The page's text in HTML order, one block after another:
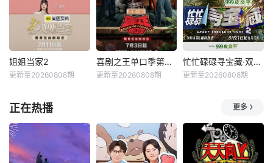
姐姐当家2
更新至20260808期
喜剧之王单口季第三季
更新至20260808期
忙忙碌碌寻宝藏·双人成行季
更新至20260808期
正在热播 更多